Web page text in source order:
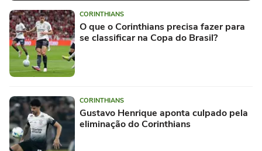
CORINTHIANS
O que o Corinthians precisa fazer para
se classificar na Copa do Brasil?
CORINTHIANS
Gustavo Henrique aponta culpado pela
eliminação do Corinthians